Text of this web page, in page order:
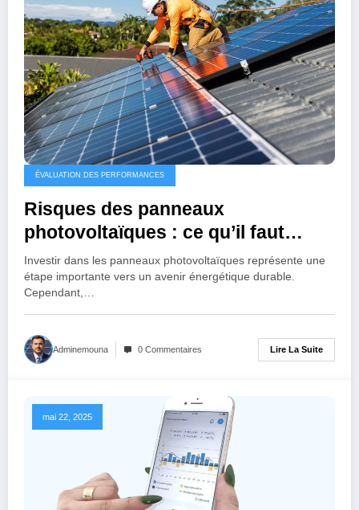
ÉVALUATION DES PERFORMANCES
Risques des panneaux
photovoltaïques : ce qu’il faut
savoir avant d’investir
Investir dans les panneaux photovoltaïques représente une
étape importante vers un avenir énergétique durable.
Cependant,…
Adminemouna 0 Commentaires Lire La Suite
mai 22, 2025